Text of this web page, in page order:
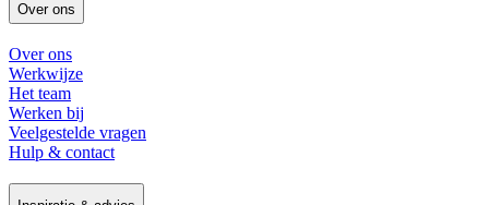
Over ons
Over ons
Werkwijze
Het team
Werken bij
Veelgestelde vragen
Hulp & contact